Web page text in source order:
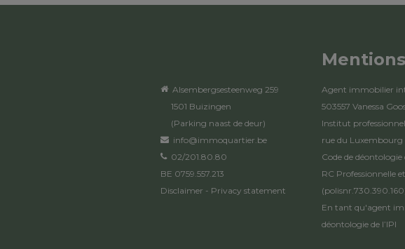
Alsembergsesteenweg 259
1501 Buizingen
(Parking naast de deur)
info@immoquartier.be
02/201.80.80
BE 0759.557.213
Disclaimer - Privacy statement
Agent immobilier
503557 Vanessa
Institut
rue du Luxembourg
Code de déontologie
RC Professionnelle
En tant qu'agent
déontologie de l’IPI